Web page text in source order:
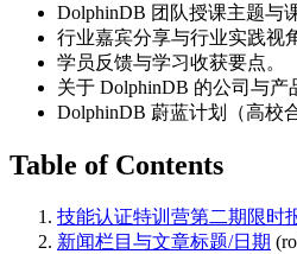
DolphinDB 团队授课主题与
行业嘉宾分享与行业实践视
学员反馈与学习收获要点。
关于 DolphinDB 的公司与产
DolphinDB 蔚蓝计划（高校
Table of Contents
技能认证特训营第二期限时
新闻栏目与文章标题/日期